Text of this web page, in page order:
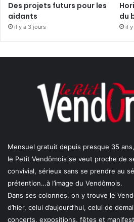
Des projets futurs pour les
aidants
il y a 3 jours
du
il y
Mensuel gratuit depuis presque 35
le Petit Vendômois se veut proche de
convivial, sérieux sans se prendre au
prétention…à l’image du Vendômois.
Dans ses colonnes, on y trouve le
d’hier, celui d’aujourd’hui, celui de
concerts, expositions, fêtes et